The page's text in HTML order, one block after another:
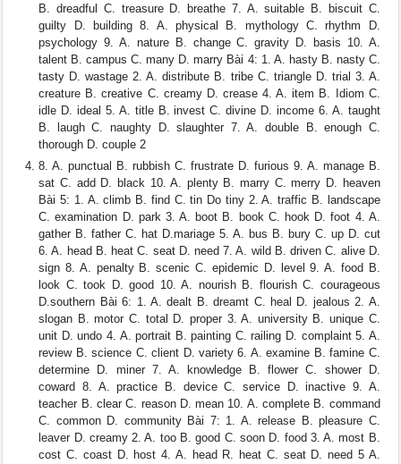
B. dreadful C. treasure D. breathe 7. A. suitable B. biscuit C.
guilty D. building 8. A. physical B. mythology C. rhythm D.
psychology 9. A. nature B. change C. gravity D. basis 10. A.
talent B. campus C. many D. marry Bài 4: 1. A. hasty B. nasty C.
tasty D. wastage 2. A. distribute B. tribe C. triangle D. trial 3. A.
creature B. creative C. creamy D. crease 4. A. item B. Idiom C.
idle D. ideal 5. A. title B. invest C. divine D. income 6. A. taught
B. laugh C. naughty D. slaughter 7. A. double B. enough C.
thorough D. couple 2
8. A. punctual B. rubbish C. frustrate D. furious 9. A. manage B.
sat C. add D. black 10. A. plenty B. marry C. merry D. heaven
Bài 5: 1. A. climb B. find C. tin Do tiny 2. A. traffic B. landscape
C. examination D. park 3. A. boot B. book C. hook D. foot 4. A.
gather B. father C. hat D.mariage 5. A. bus B. bury C. up D. cut
6. A. head B. heat C. seat D. need 7. A. wild B. driven C. alive D.
sign 8. A. penalty B. scenic C. epidemic D. level 9. A. food B.
look C. took D. good 10. A. nourish B. flourish C. courageous
D.southern Bài 6: 1. A. dealt B. dreamt C. heal D. jealous 2. A.
slogan B. motor C. total D. proper 3. A. university B. unique C.
unit D. undo 4. A. portrait B. painting C. railing D. complaint 5. A.
review B. science C. client D. variety 6. A. examine B. famine C.
determine D. miner 7. A. knowledge B. flower C. shower D.
coward 8. A. practice B. device C. service D. inactive 9. A.
teacher B. clear C. reason D. mean 10. A. complete B. command
C. common D. community Bài 7: 1. A. release B. pleasure C.
leaver D. creamy 2. A. too B. good C. soon D. food 3. A. most B.
cost C. coast D. host 4. A. head R. heat C. seat D. need 5 A.